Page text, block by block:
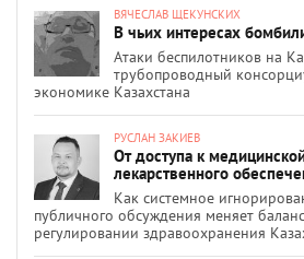
ВЯЧЕСЛАВ ЩЕКУНСКИХ
В чьих интересах
Атаки беспилотников на
трубопроводный
экономике Казахстана
РУСЛАН ЗАКИЕВ
От доступа к
лекарственного
Как системное
публичного обсуждения меняет
регулировании здравоохранения